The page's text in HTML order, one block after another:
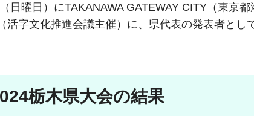
曜日）にTAKANAWA GATEWAY CITY（東京都
字文化推進会議主催）に、県代表の発表者とし
栃木県大会の結果